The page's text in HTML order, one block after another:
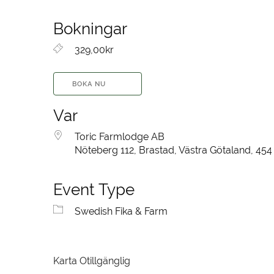
Bokningar
329,00kr
BOKA NU
Var
Toric Farmlodge AB
Nöteberg 112, Brastad, Västra Götaland, 454
Event Type
Swedish Fika & Farm
Karta Otillgänglig